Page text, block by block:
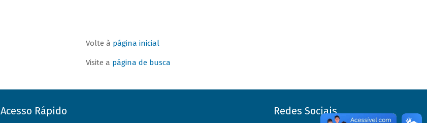
Volte à página inicial
Visite a página de busca
Acesso Rápido Redes Sociais